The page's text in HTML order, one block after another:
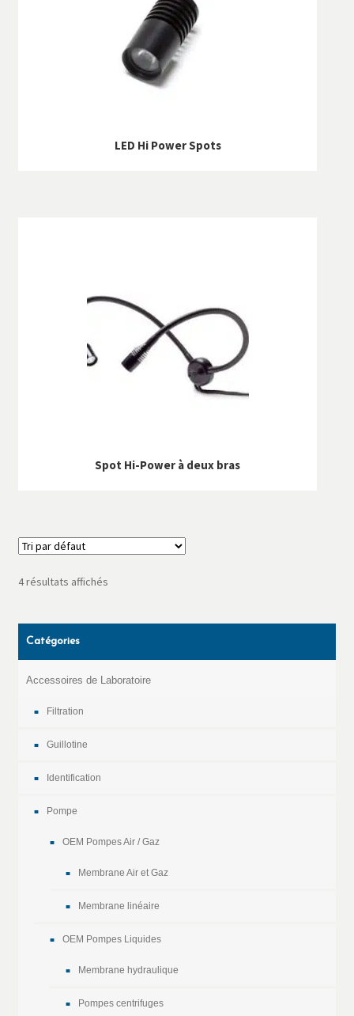
LED Hi Power Spots
Spot Hi-Power à deux bras
4 résultats affichés
Catégories
Accessoires de Laboratoire
Filtration
Guillotine
Identification
Pompe
OEM Pompes Air / Gaz
Membrane Air et Gaz
Membrane linéaire
OEM Pompes Liquides
Membrane hydraulique
Pompes centrifuges